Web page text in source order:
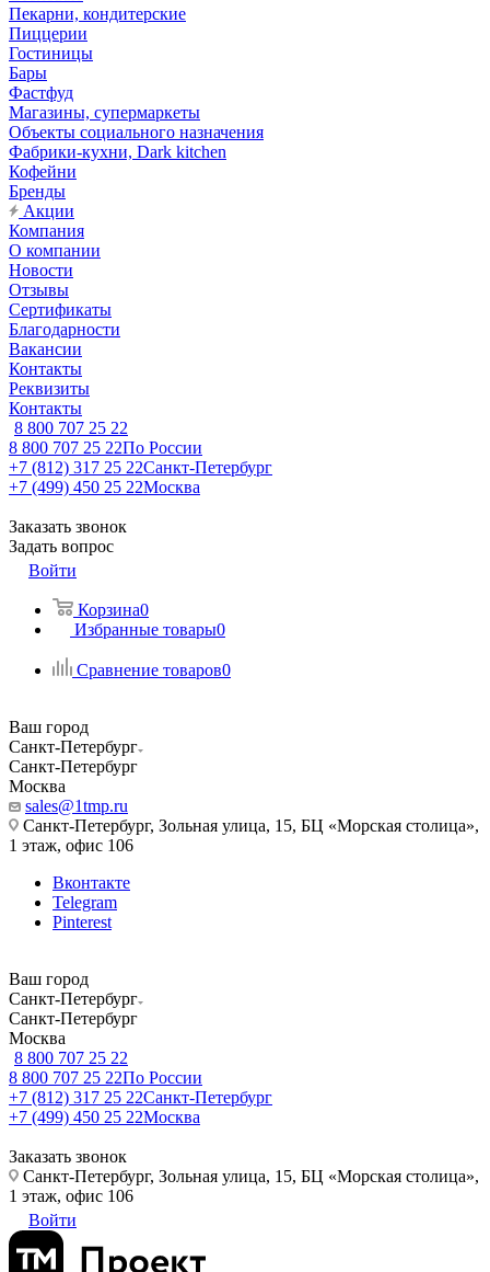
Пекарни, кондитерские
Пиццерии
Гостиницы
Бары
Фастфуд
Магазины, супермаркеты
Объекты социального назначения
Фабрики-кухни, Dark kitchen
Кофейни
Бренды
Акции
Компания
О компании
Новости
Отзывы
Сертификаты
Благодарности
Вакансии
Контакты
Реквизиты
Контакты
8 800 707 25 22
8 800 707 25 22По России
+7 (812) 317 25 22Санкт-Петербург
+7 (499) 450 25 22Москва
Заказать звонок
Задать вопрос
Войти
Корзина0
Избранные товары0
Сравнение товаров0
Ваш город
Санкт-Петербург
Санкт-Петербург
Москва
sales@1tmp.ru
Санкт-Петербург, Зольная улица, 15, БЦ «Морская столица»,
1 этаж, офис 106
Вконтакте
Telegram
Pinterest
Ваш город
Санкт-Петербург
Санкт-Петербург
Москва
8 800 707 25 22
8 800 707 25 22По России
+7 (812) 317 25 22Санкт-Петербург
+7 (499) 450 25 22Москва
Заказать звонок
Санкт-Петербург, Зольная улица, 15, БЦ «Морская столица»,
1 этаж, офис 106
Войти